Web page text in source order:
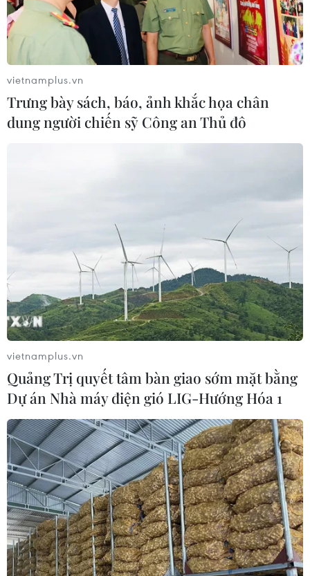
vietnamplus.vn
Trưng bày sách, báo, ảnh khắc họa chân
dung người chiến sỹ Công an Thủ đô
vietnamplus.vn
Quảng Trị quyết tâm bàn giao sớm mặt bằng
Dự án Nhà máy điện gió LIG-Hướng Hóa 1